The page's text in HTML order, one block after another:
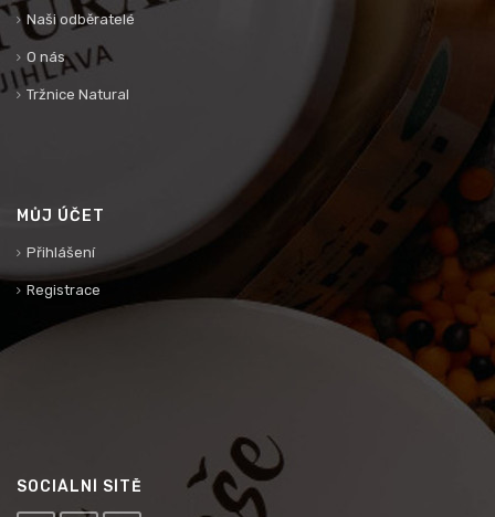
Naši odběratelé
O nás
Tržnice Natural
MŮJ ÚČET
Přihlášení
Registrace
SOCIÁLNÍ SÍTĚ